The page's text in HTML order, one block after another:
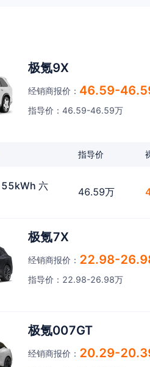
极氪9X
经销商报价： 46.59-
指导价：46.59-46.59万
指导价
六
46.59万
极氪7X
经销商报价： 22.98-
指导价：22.98-26.98万
极氪007GT
经销商报价： 20.29-